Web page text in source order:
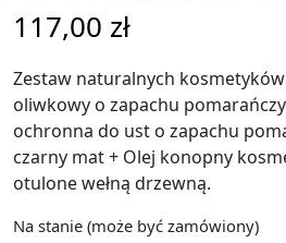
117,00 zł
Zestaw naturalnych
oliwkowy o zapachu
ochronna do ust o zapachu
czarny mat + Olej konopny
otulone wełną drzewną.
Na stanie (może być zamówiony)